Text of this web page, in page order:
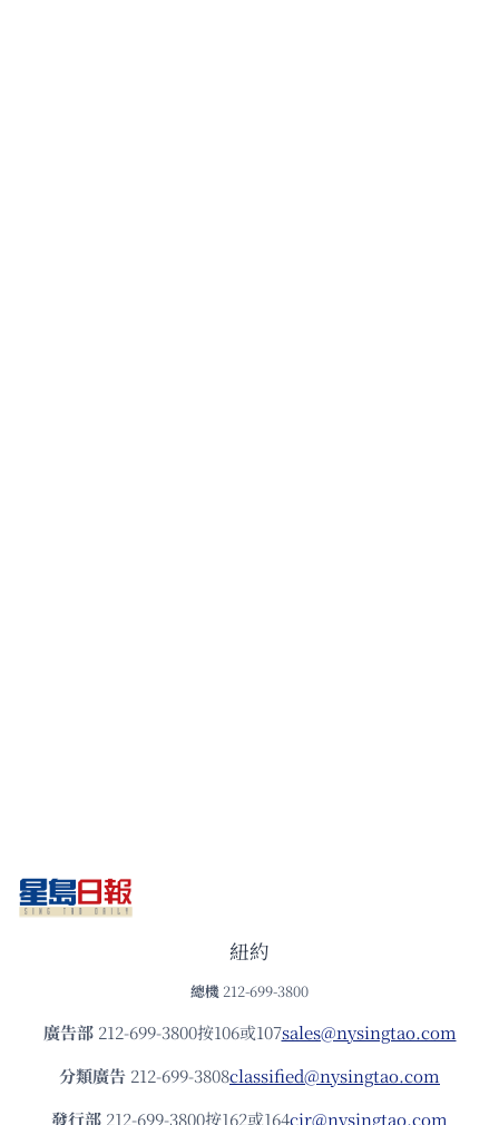
紐約
總機 212-699-3800
廣告部212-699-3800按106或107sales@nysingtao.com
分類廣告 212-699-3808classified@nysingtao.com
發⾏部 212-699-3800按162或164cir@nysingtao.com